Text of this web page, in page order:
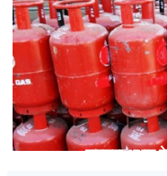
बजारमा अभाव